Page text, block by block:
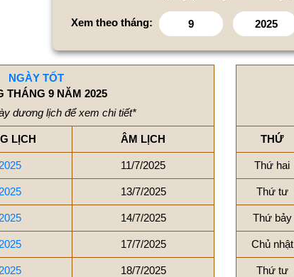
Xem theo tháng:
NGÀY TỐT
THÁNG 9 NĂM 2025
dương lịch để xem chi tiết*
LỊCH ÂM LỊCH
11/7/2025
13/7/2025
14/7/2025
17/7/2025
18/7/2025
THỨ
Thứ hai
Thứ tư
Thứ bảy
Chủ nhật
Thứ tư